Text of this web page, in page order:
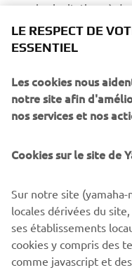
les invitations à
et salons
marketing et que vous
faire via votre profil
DEMANDER
Les essais avec un
LE RESPECT DE
ESSENTIEL
Les cookies nous
notre site afin
nos services et nos
Cookies sur le site de
Sur notre site
locales dérivées du
ses établissements
cookies y compris des
comme javascript et